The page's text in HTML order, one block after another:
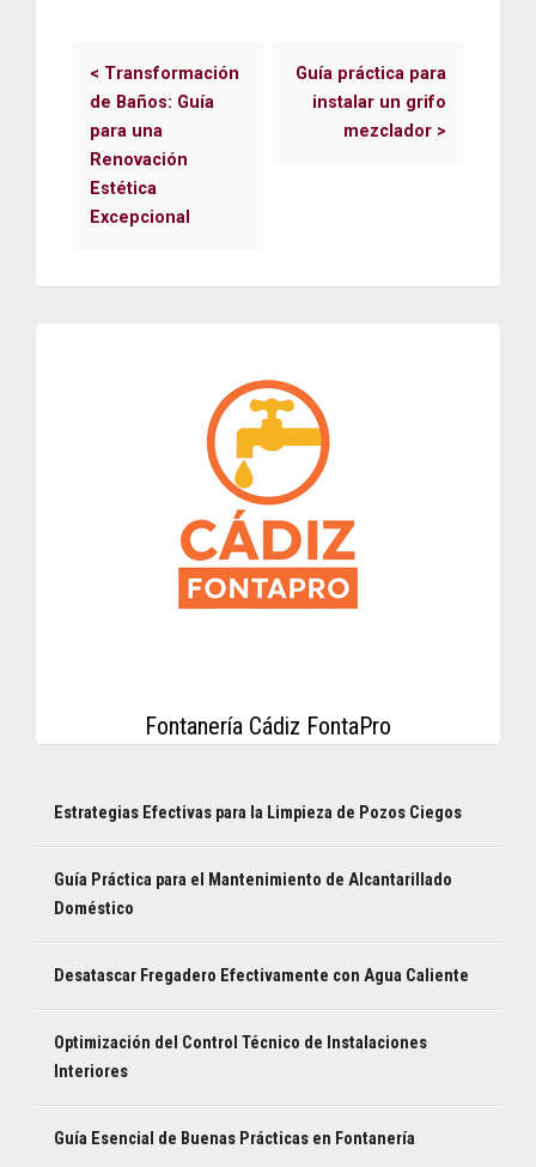
< Transformación
de Baños: Guía
para una
Renovación
Estética
Excepcional
Guía práctica para
instalar un grifo
mezclador >
Fontanería Cádiz FontaPro
Estrategias Efectivas para la Limpieza de Pozos Ciegos
Guía Práctica para el Mantenimiento de Alcantarillado
Doméstico
Desatascar Fregadero Efectivamente con Agua Caliente
Optimización del Control Técnico de Instalaciones
Interiores
Guía Esencial de Buenas Prácticas en Fontanería